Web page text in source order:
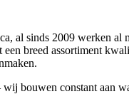
al sinds 2009 werken
een breed assortiment
bouwen constant aan